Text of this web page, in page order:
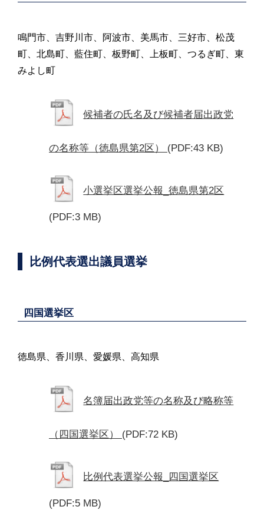
鳴門市、吉野川市、阿波市、美馬市、三好市、松茂
町、北島町、藍住町、板野町、上板町、つるぎ町、東
みよし町
候補者の氏名及び候補者届出政党
の名称等（徳島県第2区） (PDF:43 KB)
小選挙区選挙公報_徳島県第2区
(PDF:3 MB)
比例代表選出議員選挙
四国選挙区
徳島県、香川県、愛媛県、高知県
名簿届出政党等の名称及び略称等
（四国選挙区） (PDF:72 KB)
比例代表選挙公報_四国選挙区
(PDF:5 MB)